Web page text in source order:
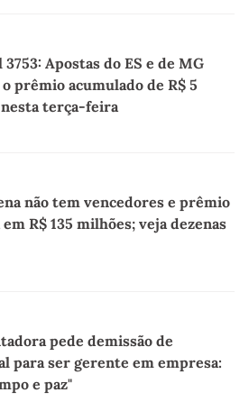
Apostas do ES e de MG
prêmio acumulado de R$ 5
terça-feira
não tem vencedores e prêmio
R$ 135 milhões; veja dezenas
pede demissão de
para ser gerente em empresa:
e paz"